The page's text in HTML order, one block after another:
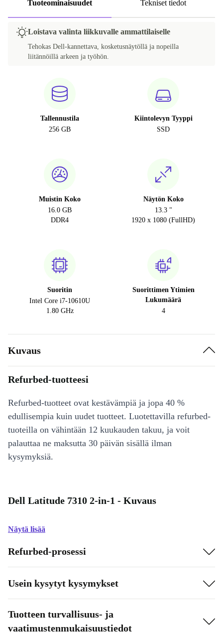
Tuoteominaisuudet Tekniset tiedot
Loistava valinta liikkuvalle ammattilaiselle
Tehokas Dell-kannettava, kosketusnäytöllä ja nopeilla
liitännöillä arkeen ja työhön.
Tallennustila
256 GB
Kiintolevyn Tyyppi
SSD
Muistin Koko
16.0 GB
DDR4
Näytön Koko
13.3 "
1920 x 1080 (FullHD)
Suoritin
Intel Core i7-10610U
1.80 GHz
Suorittimen Ytimien
Lukumäärä
4
Kuvaus
Refurbed-tuotteesi
Refurbed-tuotteet ovat kestävämpiä ja jopa 40 %
edullisempia kuin uudet tuotteet. Luotettavilla refurbed-
tuoteilla on vähintään 12 kuukauden takuu, ja voit
palauttaa ne maksutta 30 päivän sisällä ilman
kysymyksiä.
Dell Latitude 7310 2-in-1 - Kuvaus
Näytä lisää
Refurbed-prosessi
Usein kysytyt kysymykset
Tuotteen turvallisuus- ja
vaatimustenmukaisuustiedot